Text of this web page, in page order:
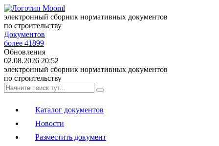
электронный сборник нормативных документов
по строительству
Документов
более 41899
Обновления
02.08.2026 20:52
электронный сборник нормативных документов
по строительству
Каталог документов
Новости
Разместить документ